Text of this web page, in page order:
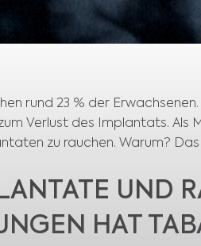
rund 23 % der
Verlust des Implantats.
zu rauchen. Warum?
UND
HAT